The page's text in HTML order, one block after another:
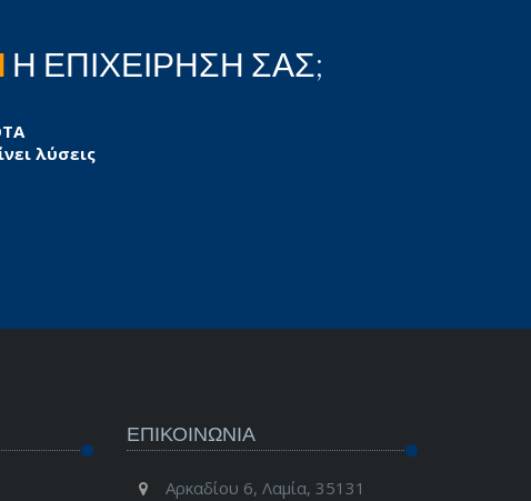
Η ΕΠΙΧΕΙΡΗΣΗ ΣΑΣ;
λύσεις
ΕΠΙΚΟΙΝΩΝΊΑ
Αρκαδίου 6, Λαμία, 35131